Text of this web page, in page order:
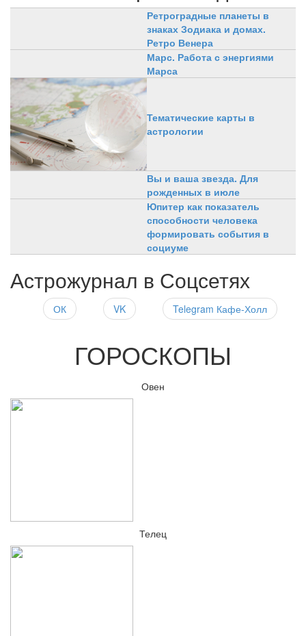
Ретроградные планеты в
знаках Зодиака и домах.
Ретро Венера
Марс. Работа с энергиями
Марса
Тематические карты в
астрологии
Вы и ваша звезда. Для
рожденных в июле
Юпитер как показатель
способности человека
формировать события в
социуме
Астрожурнал в Соцсетях
ОК VK Telegram Кафе-Холл
ГОРОСКОПЫ
Овен
Телец